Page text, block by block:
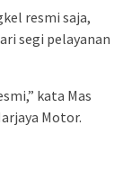
resmi saja,
segi pelayanan
kata Mas
Motor.